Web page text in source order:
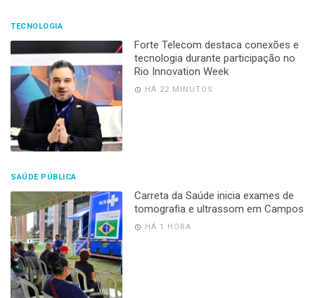
TECNOLOGIA
Forte Telecom destaca conexões e
tecnologia durante participação no
Rio Innovation Week
HÁ 22 MINUTOS
SAÚDE PÚBLICA
Carreta da Saúde inicia exames de
tomografia e ultrassom em Campos
HÁ 1 HORA